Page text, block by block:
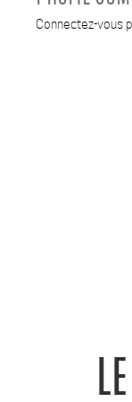
Connectez-vous